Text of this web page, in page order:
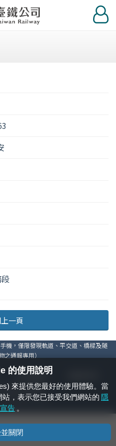
登
入
一頁
機，僅限發現軌道、平交道、橋樑及隧
之通報專用）
著作權聲明
限公司 © 版權所有
08/08 17:44:21
的使用說明
來提供您最好的使用體驗。當
，表示您已接受我們網站的 隱
告 。
關閉